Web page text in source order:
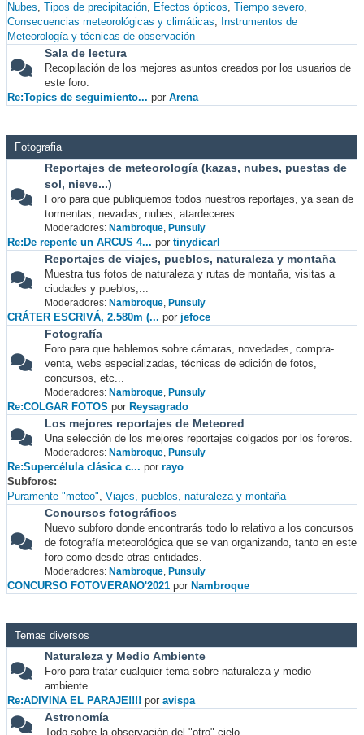
Nubes Tipos de precipitación Efectos ópticos Tiempo severo
Consecuencias meteorológicas y climáticas
Instrumentos de
Meteorología y técnicas de observación
Sala de lectura
Recopilación de los mejores asuntos creados por los usuarios de
este foro.
Re:Topics de seguimiento... por Arena
Fotografia
Reportajes de meteorología (kazas, nubes, puestas de
sol, nieve...)
Foro para que publiquemos todos nuestros reportajes, ya sean de
tormentas, nevadas, nubes, atardeceres...
Moderadores: Nambroque, Punsuly
Re:De repente un ARCUS 4... por tinydicarl
Reportajes de viajes, pueblos, naturaleza y montaña
Muestra tus fotos de naturaleza y rutas de montaña, visitas a
ciudades y pueblos,...
Moderadores: Nambroque, Punsuly
CRÁTER ESCRIVÁ, 2.580m (... por jefoce
Fotografía
Foro para que hablemos sobre cámaras, novedades, compra-
venta, webs especializadas, técnicas de edición de fotos,
concursos, etc...
Moderadores: Nambroque, Punsuly
Re:COLGAR FOTOS por Reysagrado
Los mejores reportajes de Meteored
Una selección de los mejores reportajes colgados por los foreros.
Moderadores: Nambroque, Punsuly
Re:Supercélula clásica c... por rayo
Subforos
Puramente "meteo" Viajes, pueblos, naturaleza y montaña
Concursos fotográficos
Nuevo subforo donde encontrarás todo lo relativo a los concursos
de fotografía meteorológica que se van organizando, tanto en este
foro como desde otras entidades.
Moderadores: Nambroque, Punsuly
CONCURSO FOTOVERANO'2021 por Nambroque
Temas diversos
Naturaleza y Medio Ambiente
Foro para tratar cualquier tema sobre naturaleza y medio
ambiente.
Re:ADIVINA EL PARAJE!!!! por avispa
Astronomía
Todo sobre la observación del "otro" cielo.